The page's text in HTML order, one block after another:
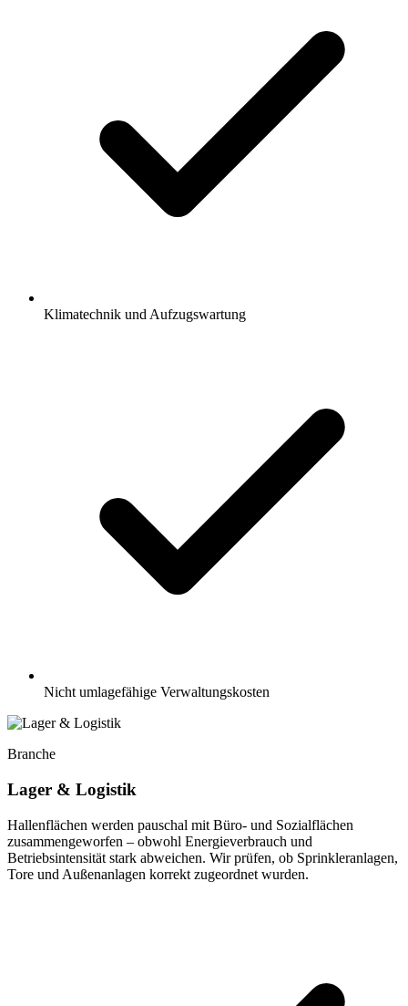
Klimatechnik und Aufzugswartung
Nicht umlagefähige Verwaltungskosten
Branche
Lager & Logistik
Hallenflächen werden pauschal mit Büro- und Sozialflächen
zusammengeworfen – obwohl Energieverbrauch und
Betriebsintensität stark abweichen. Wir prüfen, ob Sprinkleranlagen,
Tore und Außenanlagen korrekt zugeordnet wurden.